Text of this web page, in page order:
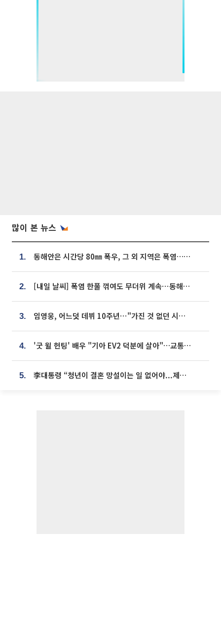
많이 본 뉴스
1. 동해안은 시간당 80㎜ 폭우, 그 외 지역은 폭염…‘극과 극 날씨’
2. [내일 날씨] 폭염 한풀 꺾여도 무더위 계속⋯동해안 이틀 연속 비
3. 임영웅, 어느덧 데뷔 10주년⋯"가진 것 없던 시절, 내 앞엔 20명의 팬뿐"
4. '굿 윌 헌팅' 배우 "기아 EV2 덕분에 살아"…교통사고 후 안전성 극찬
5. 李대통령 “청년이 결혼 망설이는 일 없어야...제도상 불이익 조사”